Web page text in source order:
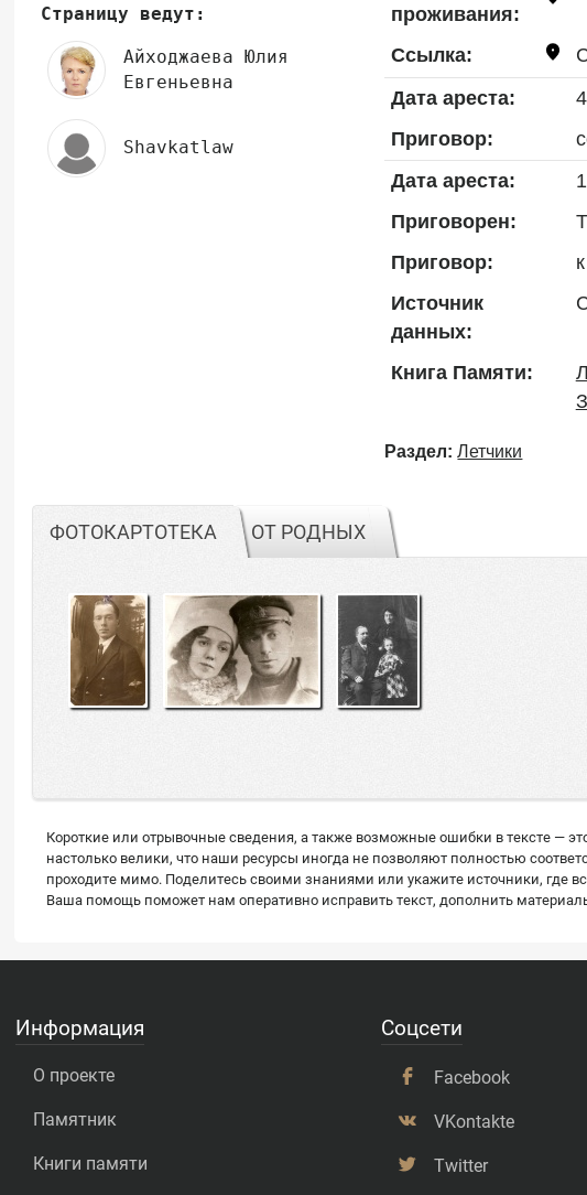
Страницу ведут:
Айходжаева Юлия
Евгеньевна
Shavkatlaw
проживания:
Ссылка:
Дата ареста:
Приговор:
Дата ареста:
Приговорен:
Приговор:
Источник
данных:
Книга Памяти:
Раздел:Летчики
ФОТОКАРТОТЕКА ОТ РОДНЫХ
Короткие или отрывочные сведения, а также возможные ошибки в тексте —
настолько велики, что наши ресурсы иногда не позволяют полностью
проходите мимо. Поделитесь своими знаниями или укажите источники, где
Ваша помощь поможет нам оперативно исправить текст, дополнить
Информация
О проекте
Памятник
Книги памяти
Соцсети
Facebook
VKontakte
Twitter